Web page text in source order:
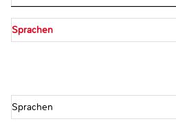
Sprachen
Sprachen